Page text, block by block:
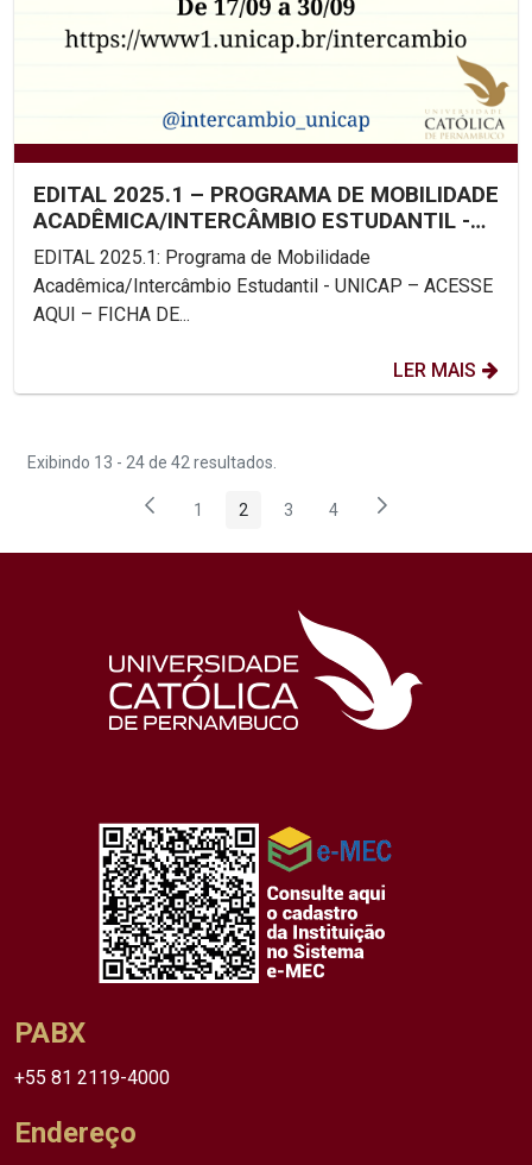
EDITAL 2025.1 – PROGRAMA DE MOBILIDADE
ACADÊMICA/INTERCÂMBIO ESTUDANTIL -
UNICAP
EDITAL 2025.1: Programa de Mobilidade
Acadêmica/Intercâmbio Estudantil - UNICAP – ACESSE
AQUI – FICHA DE...
LER MAIS
Exibindo 13 - 24 de 42 resultados.
Página
1 Página
2 Página
3 Página
4
PABX
+55 81 2119-4000
Endereço